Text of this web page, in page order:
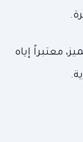
معتبراً إياه